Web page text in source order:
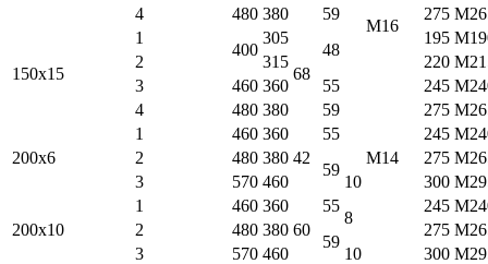
M16
4
480 380 59 275
150х15
1
400
305
68
48
195
2
315 220
3
460 360 55 245
4
480 380 59 275
200х6
1 460 360
42
55
M14
245
2
480 380
59
275
3
570 460 10 300
200х10
1 460 360
60
55
8
245
2
480 380
59
275
3
570 460 10 300